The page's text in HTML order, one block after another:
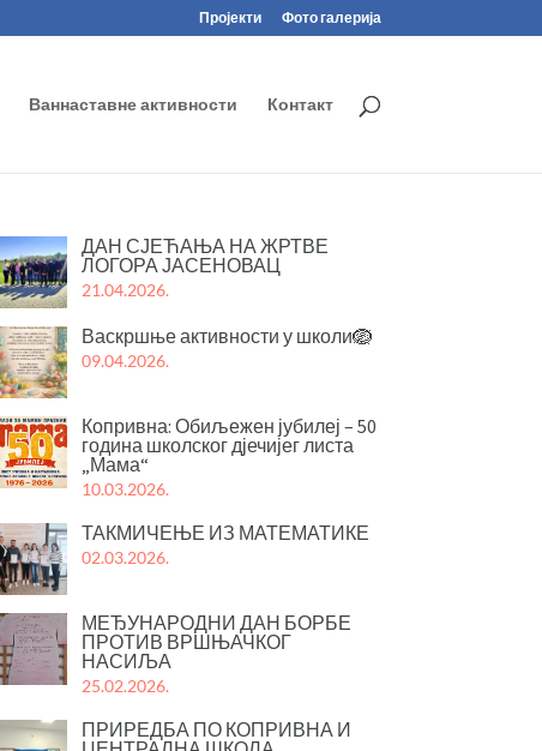
Пројекти Фото галерија
Ваннаставне активности Контакт
ДАН СЈЕЋАЊА НА ЖРТВЕ
ЛОГОРА ЈАСЕНОВАЦ
21.04.2026.
Васкршње активности у школи🪺
09.04.2026.
Копривна: Обиљежен јубилеј – 50
година школског дјечијег листа
„Мама“
10.03.2026.
ТАКМИЧЕЊЕ ИЗ МАТЕМАТИКЕ
02.03.2026.
МЕЂУНАРОДНИ ДАН БОРБЕ
ПРОТИВ ВРШЊАЧКОГ
НАСИЉА
25.02.2026.
ПРИРЕДБА ПО КОПРИВНА И